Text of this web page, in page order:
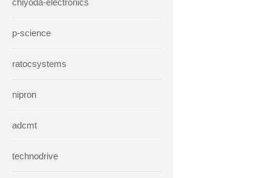
chiyoda-electronics
p-science
ratocsystems
nipron
adcmt
technodrive